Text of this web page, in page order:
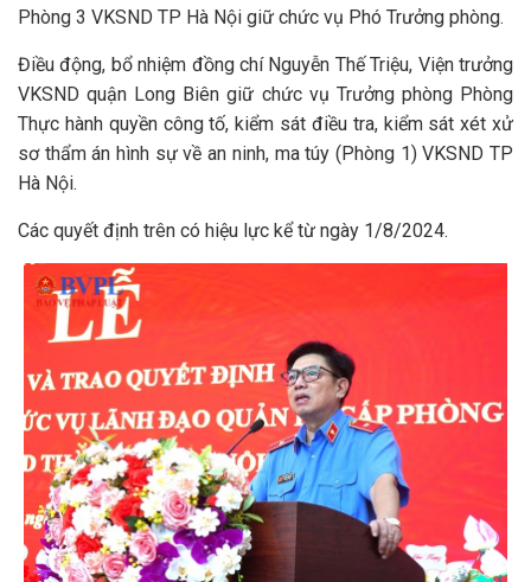
Phòng 3 VKSND TP Hà Nội giữ chức vụ Phó Trưởng phòng.
Điều động, bổ nhiệm đồng chí Nguyễn Thế Triệu, Viện trưởng
VKSND quận Long Biên giữ chức vụ Trưởng phòng Phòng
Thực hành quyền công tố, kiểm sát điều tra, kiểm sát xét xử
sơ thẩm án hình sự về an ninh, ma túy (Phòng 1) VKSND TP
Hà Nội.
Các quyết định trên có hiệu lực kể từ ngày 1/8/2024.